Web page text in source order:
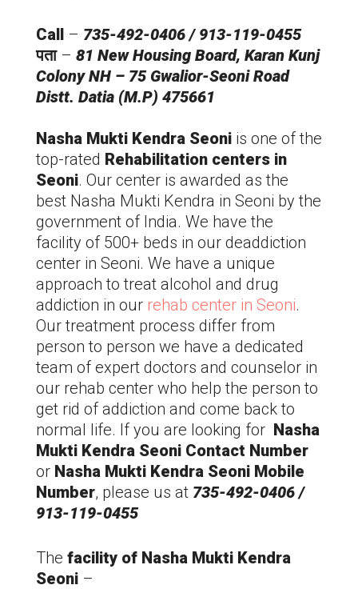
Call – 735-492-0406 / 913-119-0455
पता– 81 New Housing Board, Karan Kunj
Colony NH – 75 Gwalior-Seoni Road
Distt. Datia (M.P) 475661
Nasha Mukti Kendra Seoni is one of the
top-rated Rehabilitation centers in
Seoni. Our center is awarded as the
best Nasha Mukti Kendra in Seoni by the
government of India. We have the
facility of 500+ beds in our deaddiction
center in Seoni. We have a unique
approach to treat alcohol and drug
addiction in our rehab center in Seoni.
Our treatment process differ from
person to person we have a dedicated
team of expert doctors and counselor in
our rehab center who help the person to
get rid of addiction and come back to
normal life. If you are looking for Nasha
Mukti Kendra Seoni Contact Number
or Nasha Mukti Kendra Seoni Mobile
Number, please us at 735-492-0406 /
913-119-0455
The facility of Nasha Mukti Kendra
Seoni –